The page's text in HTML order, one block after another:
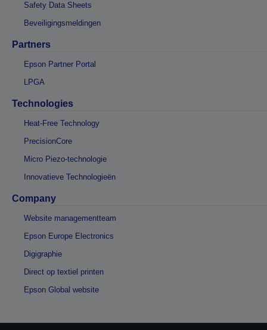
Safety Data Sheets
Beveiligingsmeldingen
Partners
Epson Partner Portal
LPGA
Technologies
Heat-Free Technology
PrecisionCore
Micro Piezo-technologie
Innovatieve Technologieën
Company
Website managementteam
Epson Europe Electronics
Digigraphie
Direct op textiel printen
Epson Global website